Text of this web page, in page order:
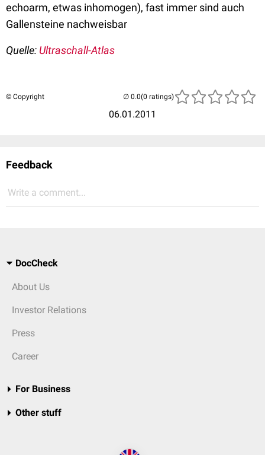
echoarm, etwas inhomogen), fast immer sind auch
Gallensteine nachweisbar
Quelle: Ultraschall-Atlas
© Copyright
06.01.2011
(0 ratings)
Feedback
Write a comment...
DocCheck
About Us
Investor Relations
Press
Career
For Business
Other stuff